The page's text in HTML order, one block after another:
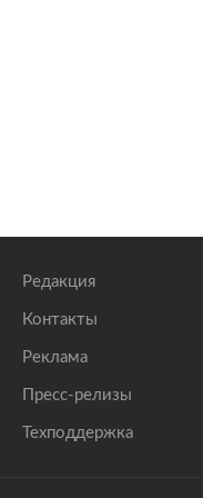
Редакция
Контакты
Реклама
Пресс-релизы
Техподдержка